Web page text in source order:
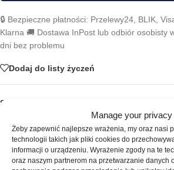
Manage your privacy
Żeby zapewnić najlepsze wrażenia, my oraz nasi
technologii takich jak pliki cookies do
informacji o urządzeniu. Wyrażenie zgody na te
oraz naszym partnerom na przetwarzanie danych
🔒 Bezpieczne płatności: Przelewy24, BLIK,
Klarna 🚚 Dostawa InPost lub odbiór osobisty
dni bez problemu
Dodaj do listy życzeń
SKU:
Liquid acrygel
Znaczników: acrygel do przedłużania
samopoziomujący, akrylożel do górnych form,
NAILSOFTHEDAY Acrygel, nasycono-mleczny
akrylożel, trwały akrylożel, wyrównywanie